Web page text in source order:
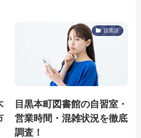
目黒区
目黒本町図書館の自習室・
営業時間・混雑状況を徹底
調査！